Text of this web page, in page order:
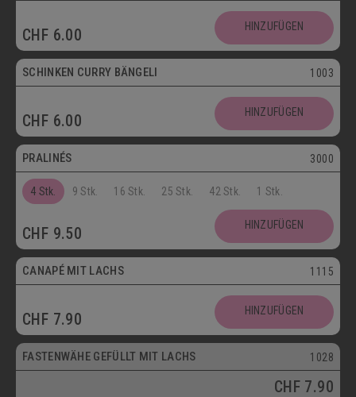
SILSERLI
BELEGTE BRÖTCHEN
BROTWAREN
BACKWAREN FASTENWAIE
CHF 6.00 HINZUFÜGEN
SCHINKEN CURRY BÄNGELI 1003
CHF 6.00 HINZUFÜGEN
Postversand
PRALINÉS 3000
4 Stk. 9 Stk. 16 Stk. 25 Stk. 42 Stk. 1 Stk.
CHF 9.50 HINZUFÜGEN
CANAPÉ MIT LACHS 1115
CHF 7.90 HINZUFÜGEN
ab 15.01.
FASTENWÄHE GEFÜLLT MIT LACHS 1028
CHF 7.90